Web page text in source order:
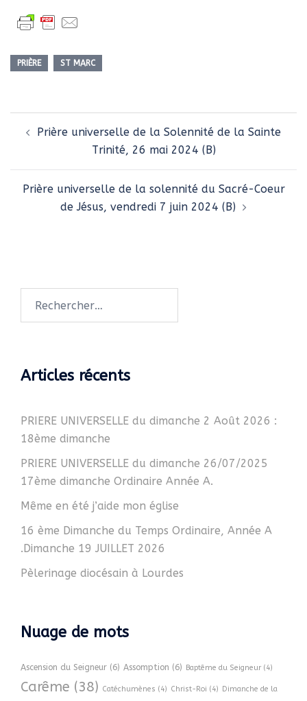
PRIÈRE ST MARC
d’article
Prière universelle de la Solennité de la Sainte
Trinité, 26 mai 2024 (B)
Prière universelle de la solennité du Sacré-Coeur
de Jésus, vendredi 7 juin 2024 (B)
Articles récents
PRIERE UNIVERSELLE du dimanche 2 Août 2026 :
18ème dimanche
PRIERE UNIVERSELLE du dimanche 26/07/2025
17ème dimanche Ordinaire Année A.
Même en été j’aide mon église
16 ème Dimanche du Temps Ordinaire, Année A
.Dimanche 19 JUILLET 2026
Pèlerinage diocésain à Lourdes
Nuage de mots
Ascension du Seigneur (6) Assomption (6) Baptême du Seigneur (4)
Carême (38) Catéchumènes (4) Christ-Roi (4) Dimanche de la